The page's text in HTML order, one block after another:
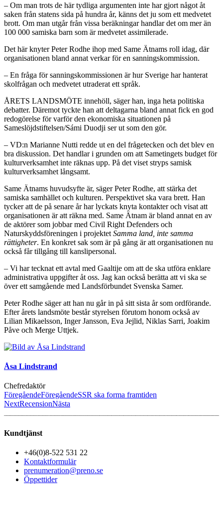
– Om man trots de här tydliga argumenten inte har gjort något åt
saken från statens sida på hundra år, känns det ju som ett medvetet
brott. Om man utgår från vissa beräkningar handlar det om mer än
100 000 samiska barn som är medvetet assimilerade.
Det här knyter Peter Rodhe ihop med Same Ätnams roll idag, där
organisationen bland annat verkar för en sanningskommission.
– En fråga för sanningskommissionen är hur Sverige har hanterat
skolfrågan och medvetet utraderat ett språk.
ÅRETS LANDSMÖTE innehöll, säger han, inga heta politiska
debatter. Däremot tyckte han att deltagarna bland annat fick en god
redogörelse för varför den ekonomiska situationen på
Sameslöjdstiftelsen/Sámi Duodji ser ut som den gör.
– VD:n Marianne Nutti redde ut en del frågetecken och det blev en
bra diskussion. Det handlar i grunden om att Sametingets budget för
kulturverksamhet inte räknas upp. På det viset stryps samisk
kulturverksamhet långsamt.
Same Ätnams huvudsyfte är, säger Peter Rodhe, att stärka det
samiska samhället och kulturen. Perspektivet ska vara brett. Han
tycker att de på senare år har lyckats knyta kontakter och visat att
organisationen är att räkna med. Same Ätnam är bland annat en av
de aktörer som jobbar med Civil Right Defenders och
Naturskyddsföreningen i projektet Samma land, inte samma
rättigheter. En konkret sak som är på gång är att organisationen nu
också får tillgång till kanslipersonal.
– Vi har tecknat ett avtal med Gaaltije om att de ska utföra enklare
administrativa uppgifter åt oss. Jag kan också berätta att vi ska se
över ett samgående med Landsförbundet Svenska Samer.
Peter Rodhe säger att han nu går in på sitt sista år som ordförande.
Efter årets landsmöte består styrelsen förutom honom också av
Lilian Mikaelsson, Inger Jansson, Eva Jejlid, Niklas Sarri, Joakim
Påve och Merge Uttjek.
Åsa Lindstrand
Chefredaktör
FöregåendeFöregåendeSSR ska forma framtiden
NextRecensionNästa
Kundtjänst
+46(0)8-522 531 22
Kontaktformulär
prenumeration@preno.se
Öppettider